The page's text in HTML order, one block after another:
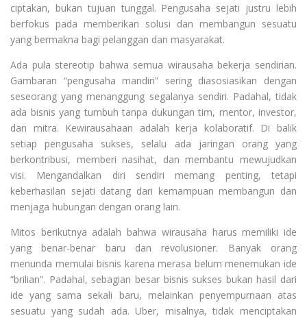
ciptakan, bukan tujuan tunggal. Pengusaha sejati justru lebih
berfokus pada memberikan solusi dan membangun sesuatu
yang bermakna bagi pelanggan dan masyarakat.
Ada pula stereotip bahwa semua wirausaha bekerja sendirian.
Gambaran “pengusaha mandiri” sering diasosiasikan dengan
seseorang yang menanggung segalanya sendiri. Padahal, tidak
ada bisnis yang tumbuh tanpa dukungan tim, mentor, investor,
dan mitra. Kewirausahaan adalah kerja kolaboratif. Di balik
setiap pengusaha sukses, selalu ada jaringan orang yang
berkontribusi, memberi nasihat, dan membantu mewujudkan
visi. Mengandalkan diri sendiri memang penting, tetapi
keberhasilan sejati datang dari kemampuan membangun dan
menjaga hubungan dengan orang lain.
Mitos berikutnya adalah bahwa wirausaha harus memiliki ide
yang benar-benar baru dan revolusioner. Banyak orang
menunda memulai bisnis karena merasa belum menemukan ide
“brilian”. Padahal, sebagian besar bisnis sukses bukan hasil dari
ide yang sama sekali baru, melainkan penyempurnaan atas
sesuatu yang sudah ada. Uber, misalnya, tidak menciptakan